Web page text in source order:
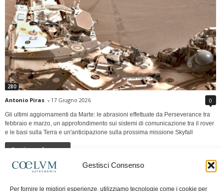
Gestisci Consenso
Per fornire le migliori esperienze, utilizziamo tecnologie come i cookie per
280
Antonio Piras - 17 Giugno 2026 0
Gli ultimi aggiornamenti da Marte: le abrasioni effettuate da Perseverance tra
febbraio e marzo, un approfondimento sui sistemi di comunicazione tra il rover
e le basi sulla Terra e un'anticipazione sulla prossima missione Skyfall
Continua a leggere